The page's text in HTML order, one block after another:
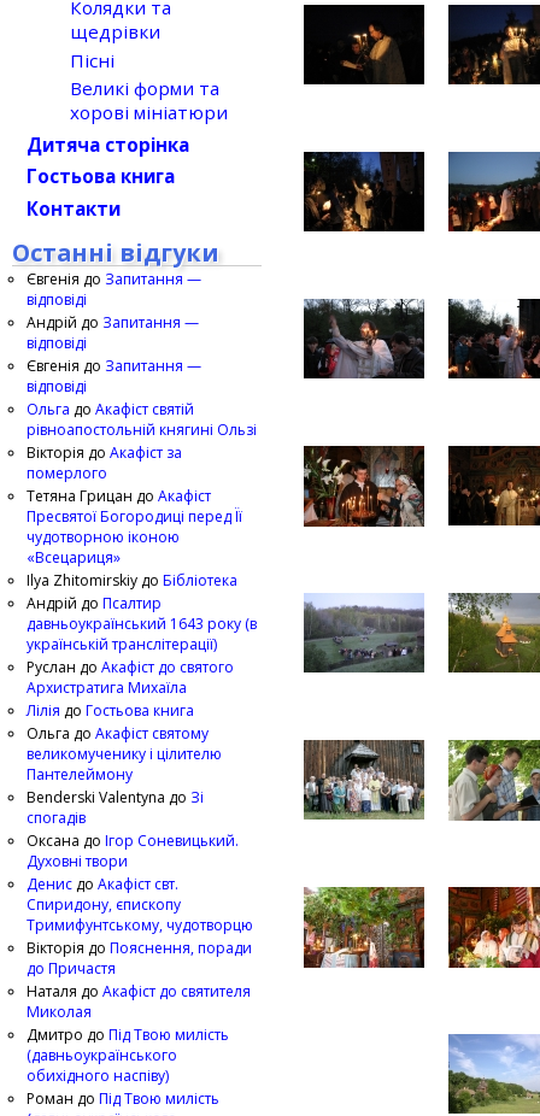
Колядки та
щедрівки
Пісні
Великі форми та
хорові мініатюри
Дитяча сторінка
Гостьова книга
Контакти
Останні відгуки
Євгенія до Запитання —
відповіді
Андрій до Запитання —
відповіді
Євгенія до Запитання —
відповіді
Ольга до Акафіст святій
рівноапостольній княгині Ользі
Вікторія до Акафіст за
померлого
Тетяна Грицан до Акафіст
Пресвятої Богородиці перед Її
чудотворною іконою
«Всецариця»
Ilya Zhitomirskiy до Бібліотека
Андрій до Псалтир
давньоукраїнський 1643 року (в
українській транслітерації)
Руслан до Акафіст до святого
Архистратига Михаїла
Лілія до Гостьова книга
Ольга до Акафіст святому
великомученику і цілителю
Пантелеймону
Benderski Valentyna до Зі
спогадів
Оксана до Ігор Соневицький.
Духовні твори
Денис до Акафіст свт.
Спиридону, єпископу
Тримифунтському, чудотворцю
Вікторія до Пояснення, поради
до Причастя
Наталя до Акафіст до святителя
Миколая
Дмитро до Під Твою милість
(давньоукраїнського
обихідного наспіву)
Роман до Під Твою милість